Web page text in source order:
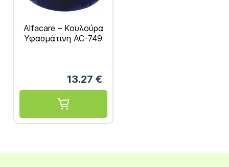
Alfacare – Κουλούρα
Υφασμάτινη AC-749
13.27 €